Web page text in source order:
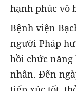
hạnh phúc vô
Bệnh viện
người Pháp
hồi chức năng
nhân. Đến